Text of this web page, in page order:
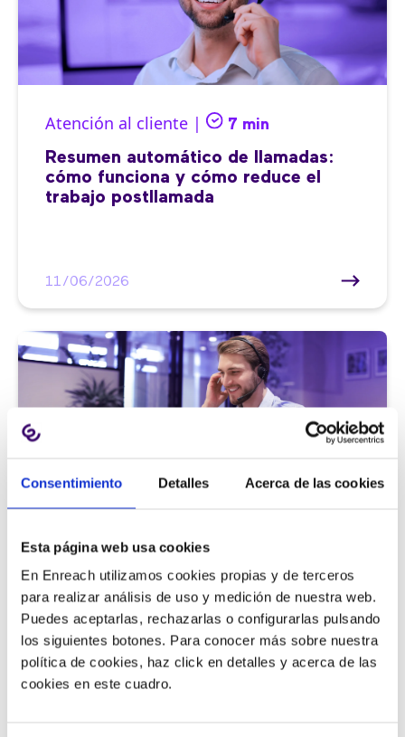
Consentimiento Detalles Acerca de las cookies
Esta página web usa cookies
En Enreach utilizamos cookies propias y de terceros
para realizar análisis de uso y medición de nuestra web.
Puedes aceptarlas, rechazarlas o configurarlas pulsando
los siguientes botones. Para conocer más sobre nuestra
política de cookies, haz click en detalles y acerca de las
cookies en este cuadro.
Atención al cliente | 7 min
Resumen automático de llamadas:
cómo funciona y cómo reduce el
trabajo postllamada
11/06/2026
9 métricas de call center para medir
la satisfacción del cliente
11/06/2026